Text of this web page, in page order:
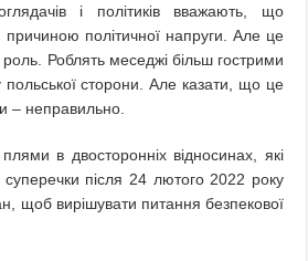
і політиків вважають, що
причиною політичної напруги. Але це
Роблять меседжі більш гострими
польської сторони. Але казати, що це
– неправильно.
в двосторонніх відносинах, які
суперечки після 24 лютого 2022 року
щоб вирішувати питання безпекової